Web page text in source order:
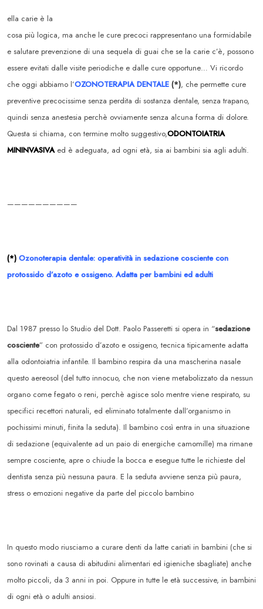
ella carie è la
cosa più logica, ma anche le cure precoci rappresentano una formidabile
e salutare prevenzione di una sequela di guai che se la carie c’è, possono
essere evitati dalle visite periodiche e dalle cure opportune… Vi ricordo
che oggi abbiamo l’OZONOTERAPIA DENTALE (*), che permette cure
preventive precocissime senza perdita di sostanza dentale, senza trapano,
quindi senza anestesia perchè ovviamente senza alcuna forma di dolore.
Questa si chiama, con termine molto suggestivo,ODONTOIATRIA
MININVASIVAed è adeguata, ad ogni età, sia ai bambini sia agli adulti.
——————————
(*) Ozonoterapia dentale: operatività in sedazione cosciente con
protossido d’azoto e ossigeno. Adatta per bambini ed adulti
Dal 1987 presso lo Studio del Dott. Paolo Passeretti si opera in “sedazione
cosciente” con protossido d’azoto e ossigeno, tecnica tipicamente adatta
alla odontoiatria infantile. Il bambino respira da una mascherina nasale
questo aereosol (del tutto innocuo, che non viene metabolizzato da nessun
organo come fegato o reni, perchè agisce solo mentre viene respirato, su
specifici recettori naturali, ed eliminato totalmente dall’organismo in
pochissimi minuti, finita la seduta). Il bambino così entra in una situazione
di sedazione (equivalente ad un paio di energiche camomille) ma rimane
sempre cosciente, apre o chiude la bocca e esegue tutte le richieste del
dentista senza più nessuna paura. E la seduta avviene senza più paura,
stress o emozioni negative da parte del piccolo bambino
In questo modo riusciamo a curare denti da latte cariati in bambini (che si
sono rovinati a causa di abitudini alimentari ed igieniche sbagliate) anche
molto piccoli, da 3 anni in poi. Oppure in tutte le età successive, in bambini
di ogni età o adulti ansiosi.